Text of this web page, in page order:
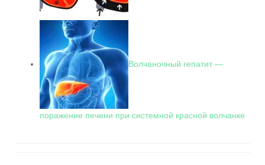
Волчаночный гепатит —
поражение печени при системной красной волчанке